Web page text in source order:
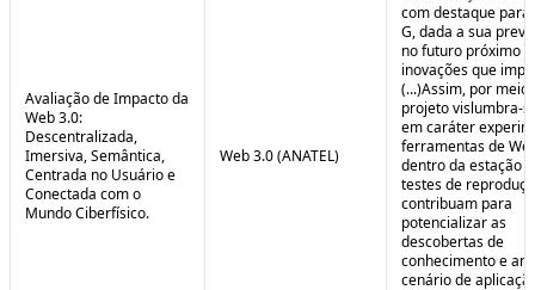
Avaliação de Impacto da
Web 3.0:
Descentralizada,
Imersiva, Semântica,
Centrada no Usuário e
Conectada com o
Mundo Ciberfísico.
Web 3.0 (ANATEL)
com destaque para
G, dada a sua
no futuro próximo
inovações que
(...)Assim, por meio
projeto vislumbra-
em caráter
ferramentas de
dentro da estação
testes de
contribuam para
potencializar as
descobertas de
conhecimento e
cenário de